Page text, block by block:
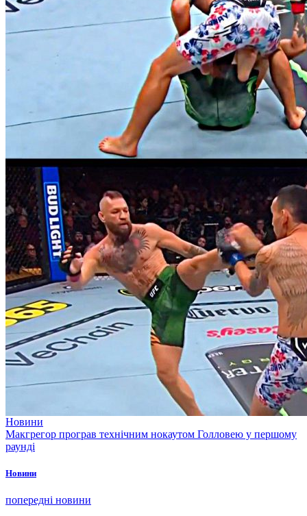
Новини
Макгрегор програв технічним нокаутом Голловею у першому
раунді
Новини
попередні новини